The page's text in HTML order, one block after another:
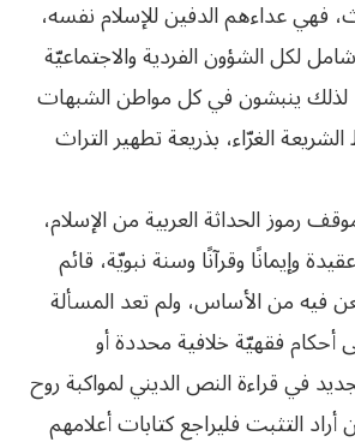
فهي عداءهم الدفين للإسلام نفسه،
لكل الشؤون الفردية والاجتماعيّة
لذلك ينبشون في كل مواطن الشبهات
الغرّاء، بذريعة تطهير التراث
رموز الحداثة العربية من الإسلام،
وإيمانًا وقرآنًا وسنة نبويّة، قائم
فيه من الأساس، ولم تعد المسألة
فقهيّة خلافية محددة أو
في قراءة النص الديني لمواكبة روح
التثبت فليراجع كتابات أعلامهم